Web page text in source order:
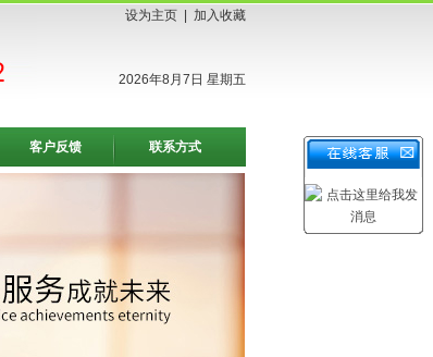
设为主页 加入收藏
2026年8月7日 星期五
客户反馈 联系方式